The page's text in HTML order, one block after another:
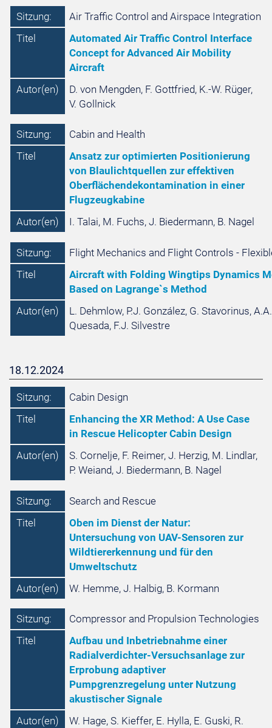
Sitzung:
Air Traffic Control and Airspace Integration
Titel
Automated Air Traffic Control Interface
Concept for Advanced Air Mobility
Aircraft
Autor(en)
D. von Mengden, F. Gottfried, K.-W. Rüger,
V. Gollnick
Sitzung:
Cabin and Health
Titel
Ansatz zur optimierten Positionierung
von Blaulichtquellen zur effektiven
Oberflächendekontamination in einer
Flugzeugkabine
Autor(en)
I. Talai, M. Fuchs, J. Biedermann, B. Nagel
Sitzung:
Flight Mechanics and Flight Controls -
Titel
Aircraft with Folding Wingtips Dynamics
Based on Lagrange`s Method
Autor(en)
L. Dehmlow, P.J. González, G. Stavorinus,
Quesada, F.J. Silvestre
18.12.2024
Sitzung:
Cabin Design
Titel
Enhancing the XR Method: A Use Case
in Rescue Helicopter Cabin Design
Autor(en)
S. Cornelje, F. Reimer, J. Herzig, M. Lindlar,
P. Weiand, J. Biedermann, B. Nagel
Sitzung:
Search and Rescue
Titel
Oben im Dienst der Natur:
Untersuchung von UAV-Sensoren zur
Wildtiererkennung und für den
Umweltschutz
Autor(en)
W. Hemme, J. Halbig, B. Kormann
Sitzung:
Compressor and Propulsion Technologies
Titel
Aufbau und Inbetriebnahme einer
Radialverdichter-Versuchsanlage zur
Erprobung adaptiver
Pumpgrenzregelung unter Nutzung
akustischer Signale
Autor(en)
W. Hage, S. Kieffer, E. Hylla, E. Guski, R.